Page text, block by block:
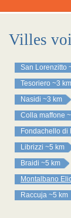
Villes
San Lorenzitto
Tesoriero ~3 km
Nasidi ~3 km
Colla maffone
Fondachello di
Librizzi ~5 km
Braidi ~5 km
Montalbano
Raccuja ~5 km